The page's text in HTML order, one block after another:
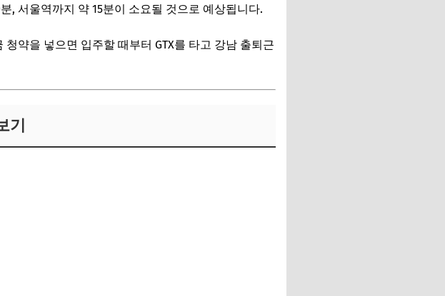
, 서울역까지 약 15분이 소요될 것으로 예상됩니다.
청약을 넣으면 입주할 때부터 GTX를 타고 강남 출퇴근
기